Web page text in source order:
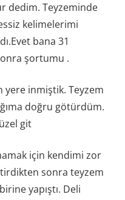
dedim. Teyzeminde
kelimelerimi
bana 31
şortumu .
yere inmiştik. Teyzem
doğru götürdüm.
git
için kendimi zor
sonra teyzem
yapıştı. Deli